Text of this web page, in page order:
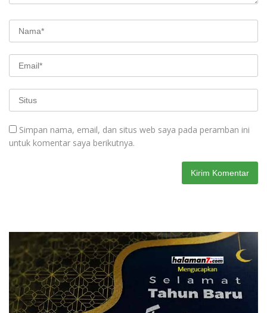
Simpan nama, email, dan situs web saya pada peramban ini
untuk komentar saya berikutnya.